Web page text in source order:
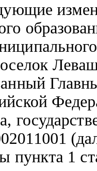
пункта 1